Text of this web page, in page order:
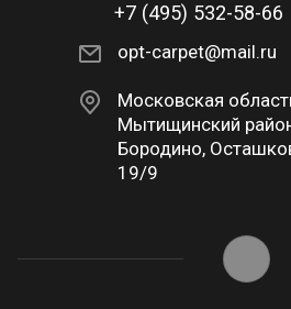
+7 (495) 532-58-66
opt-carpet@mail.ru
Московская
Мытищинский
Бородино,
19/9